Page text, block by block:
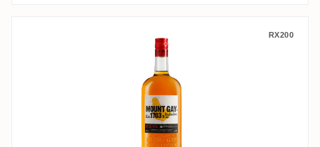
Mount Gay Eclipse RX200